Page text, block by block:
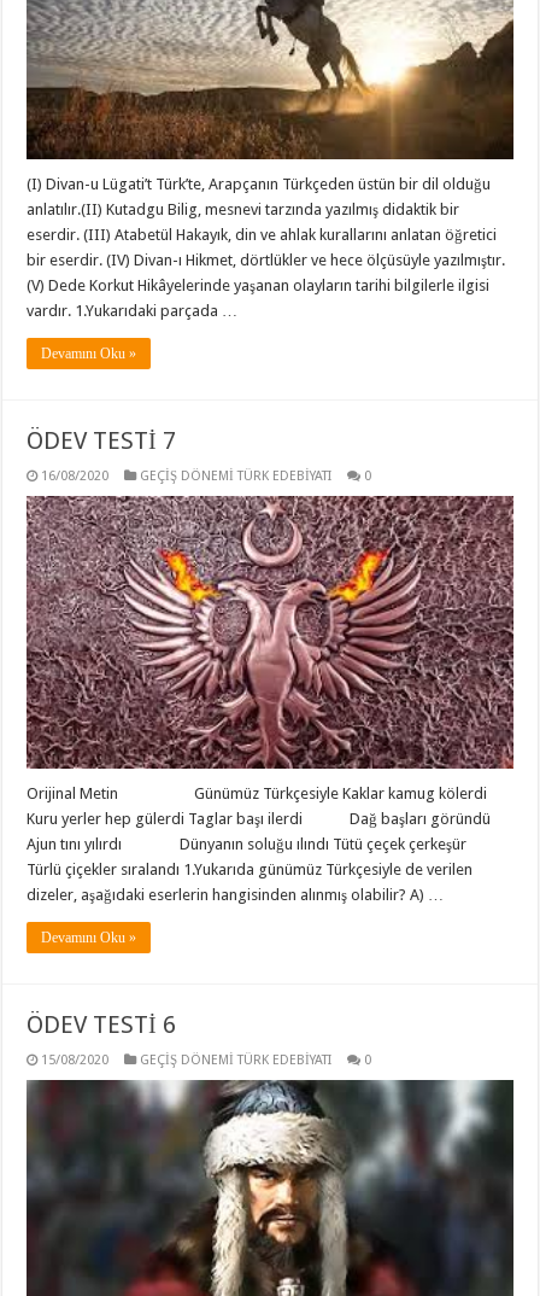
(I) Divan-u Lügati’t Türk’te, Arapçanın Türkçeden üstün bir dil olduğu
anlatılır.(II) Kutadgu Bilig, mesnevi tarzında yazılmış didaktik bir
eserdir. (III) Atabetül Hakayık, din ve ahlak kurallarını anlatan öğretici
bir eserdir. (IV) Divan-ı Hikmet, dörtlükler ve hece ölçüsüyle yazılmıştır.
(V) Dede Korkut Hikâyelerinde yaşanan olayların tarihi bilgilerle ilgisi
vardır. 1.Yukarıdaki parçada …
Devamını Oku »
ÖDEV TESTİ 7
16/08/2020 GEÇİŞ DÖNEMİ TÜRK EDEBİYATI 0
Orijinal Metin Günümüz Türkçesiyle Kaklar kamug kölerdi
Kuru yerler hep gülerdi Taglar başı ilerdi Dağ başları göründü
Ajun tını yılırdı Dünyanın soluğu ılındı Tütü çeçek çerkeşür
Türlü çiçekler sıralandı 1.Yukarıda günümüz Türkçesiyle de verilen
dizeler, aşağıdaki eserlerin hangisinden alınmış olabilir? A) …
Devamını Oku »
ÖDEV TESTİ 6
15/08/2020 GEÇİŞ DÖNEMİ TÜRK EDEBİYATI 0